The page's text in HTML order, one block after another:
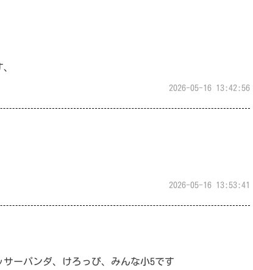
2026-05-16 13:42:56
2026-05-16 13:53:41
ーパンダ、けろっぴ、みんな小5です